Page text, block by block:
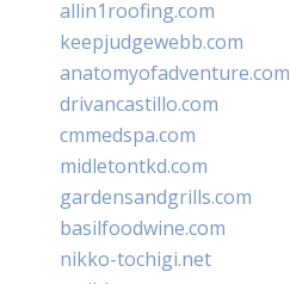
allin1roofing.com
keepjudgewebb.com
anatomyofadventure.com
drivancastillo.com
cmmedspa.com
midletontkd.com
gardensandgrills.com
basilfoodwine.com
nikko-tochigi.net